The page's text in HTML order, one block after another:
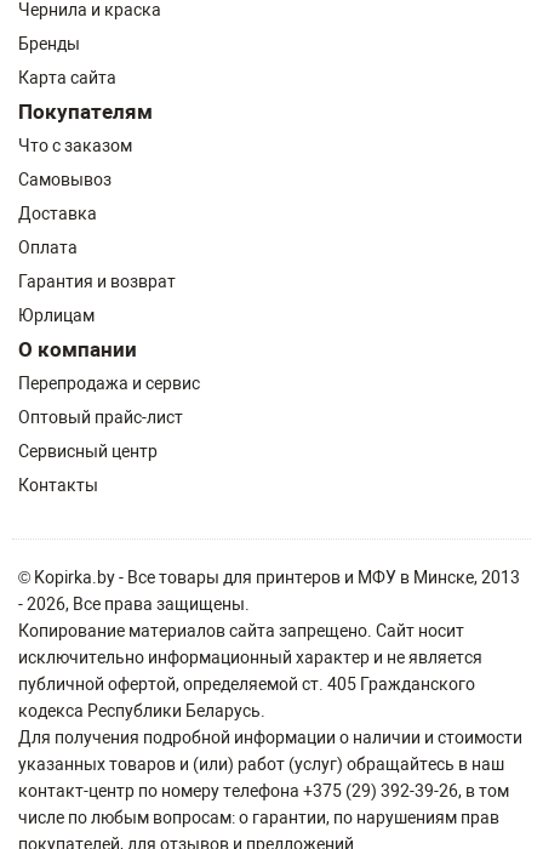
Чернила и краска
Бренды
Карта сайта
Покупателям
Что с заказом
Самовывоз
Доставка
Оплата
Гарантия и возврат
Юрлицам
О компании
Перепродажа и сервис
Оптовый прайс-лист
Сервисный центр
Контакты
© Kopirka.by - Все товары для принтеров и МФУ в Минске, 2013
- 2026, Все права защищены.
Копирование материалов сайта запрещено. Сайт носит
исключительно информационный характер и не является
публичной офертой, определяемой ст. 405 Гражданского
кодекса Республики Беларусь.
Для получения подробной информации о наличии и стоимости
указанных товаров и (или) работ (услуг) обращайтесь в наш
контакт-центр по номеру телефона +375 (29) 392-39-26, в том
числе по любым вопросам: о гарантии, по нарушениям прав
покупателей, для отзывов и предложений.